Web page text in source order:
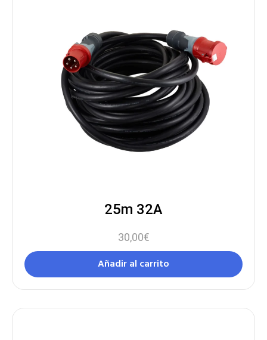
25m 32A
30,00€
Añadir al carrito